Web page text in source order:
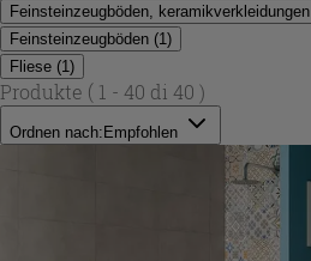
Feinsteinzeugböden, keramikverkleidungen
Feinsteinzeugböden (1 )
Fliese (1 )
Produkte ( 1 - 40 di 40 )
Ordnen nach: Empfohlen